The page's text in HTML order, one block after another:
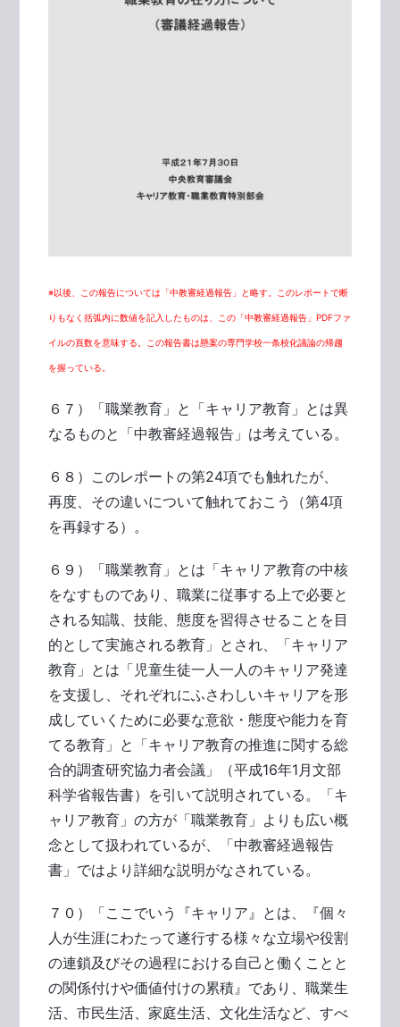
※以後、この報告については「中教審経過報告」と略す。このレポートで断
りもなく括弧内に数値を記入したものは、この「中教審経過報告」PDFファ
イルの頁数を意味する。この報告書は懸案の専門学校一条校化議論の帰趨
を握っている。
６７）「職業教育」と「キャリア教育」とは異
なるものと「中教審経過報告」は考えている。
６８）このレポートの第24項でも触れたが、
再度、その違いについて触れておこう（第4項
を再録する）。
６９）「職業教育」とは「キャリア教育の中核
をなすものであり、職業に従事する上で必要と
される知識、技能、態度を習得させることを目
的として実施される教育」とされ、「キャリア
教育」とは「児童生徒一人一人のキャリア発達
を支援し、それぞれにふさわしいキャリアを形
成していくために必要な意欲・態度や能力を育
てる教育」と「キャリア教育の推進に関する総
合的調査研究協力者会議」（平成16年1月文部
科学省報告書）を引いて説明されている。「キ
ャリア教育」の方が「職業教育」よりも広い概
念として扱われているが、「中教審経過報告
書」ではより詳細な説明がなされている。
７０）「ここでいう『キャリア』とは、『個々
人が生涯にわたって遂行する様々な立場や役割
の連鎖及びその過程における自己と働くことと
の関係付けや価値付けの累積』であり、職業生
活、市民生活、家庭生活、文化生活など、すべ